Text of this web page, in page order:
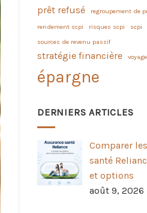
prêt refusé
regroupement de
rendement scpi
risques scpi
scpi
sources de revenu passif
stratégie financière voyage
épargne
DERNIERS ARTICLES
Comparer
santé
et options
août 9, 2026